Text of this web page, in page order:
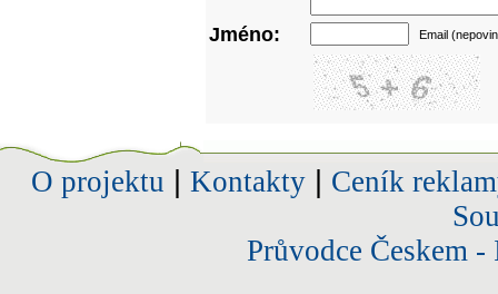
Jméno: Email
O projektu Kontakty| Ceník
Průvodce Českem